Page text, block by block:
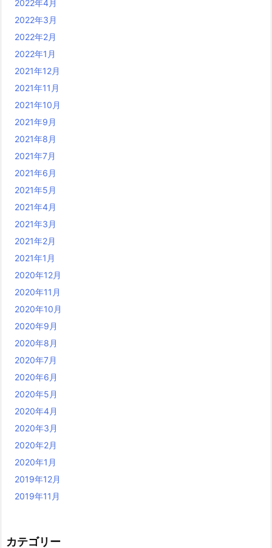
2022年4月
2022年3月
2022年2月
2022年1月
2021年12月
2021年11月
2021年10月
2021年9月
2021年8月
2021年7月
2021年6月
2021年5月
2021年4月
2021年3月
2021年2月
2021年1月
2020年12月
2020年11月
2020年10月
2020年9月
2020年8月
2020年7月
2020年6月
2020年5月
2020年4月
2020年3月
2020年2月
2020年1月
2019年12月
2019年11月
カテゴリー